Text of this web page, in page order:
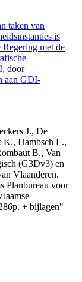
taken van
is
met de
door
aan GDI-
J., De
K., Hambsch L.,
B., Van
(G3Dv3) en
Vlaanderen.
Planbureau voor
+ bijlagen"